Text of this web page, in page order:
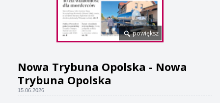
powiększ
Nowa Trybuna Opolska - Nowa
Trybuna Opolska
15.06.2026